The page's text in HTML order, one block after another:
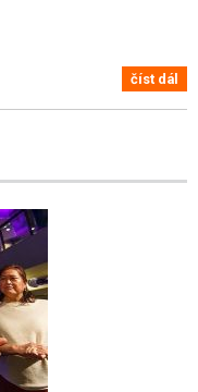
číst dál